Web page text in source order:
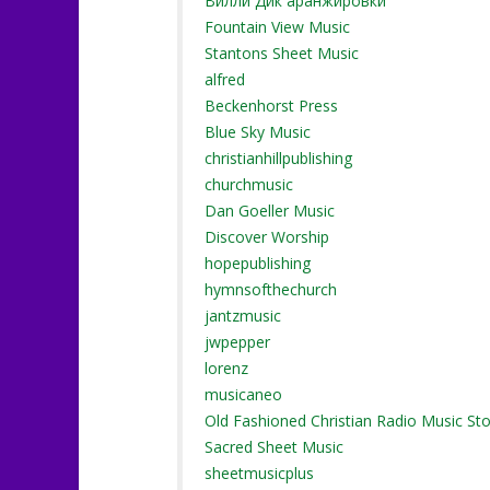
Fountain View Music
Stantons Sheet Music
alfred
Beckenhorst Press
Blue Sky Music
christianhillpublishing
churchmusic
Dan Goeller Music
Discover Worship
hopepublishing
hymnsofthechurch
jantzmusic
jwpepper
lorenz
musicaneo
Old Fashioned Christian Radio Music
Sacred Sheet Music
sheetmusicplus